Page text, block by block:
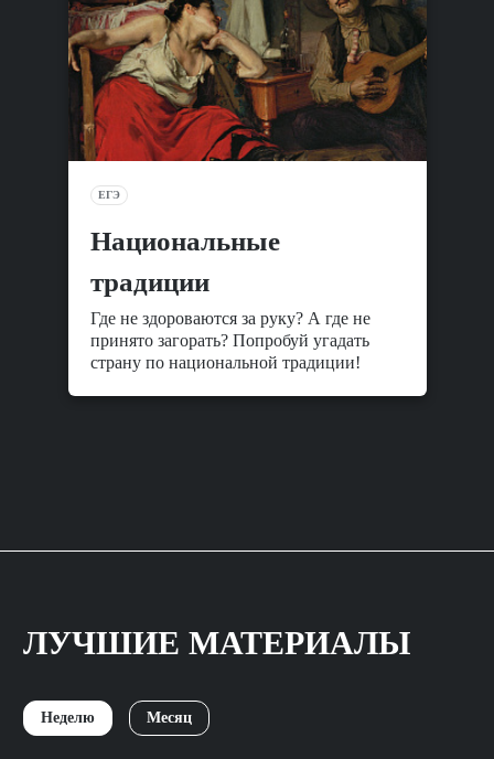
ЕГЭ
Национальные
традиции
Где не здороваются за руку? А где не
принято загорать? Попробуй угадать
страну по национальной традиции!
ЛУЧШИЕ МАТЕРИАЛЫ
Неделю Месяц